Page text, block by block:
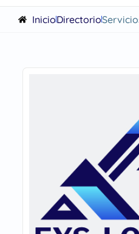
InicioDirectorio